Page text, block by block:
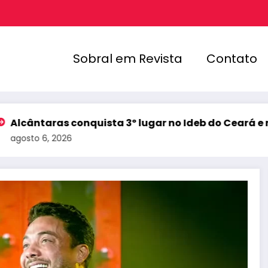
Sobral em Revista Contato
conquista 3º lugar no Ideb do Ceará e registra